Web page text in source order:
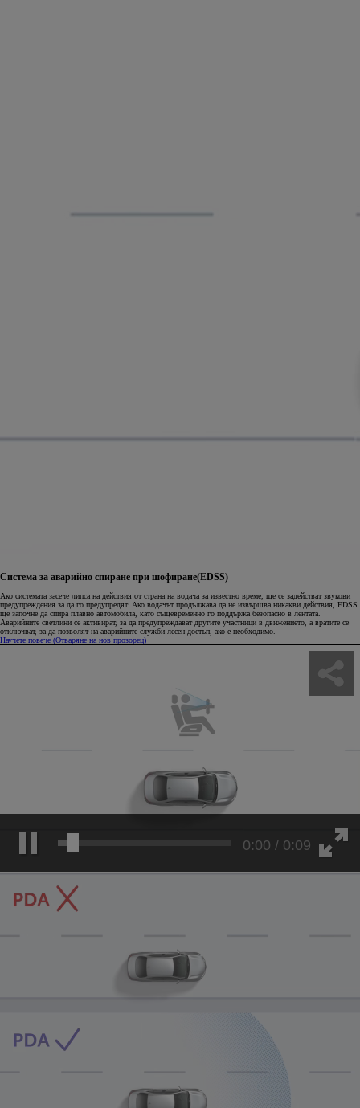
Система за аварийно спиране при шофиране(EDSS)
Ако системата засече липса на действия от страна на водача за известно време, ще се задействат звукови
предупреждения за да го предупредят. Ако водачът продължава да не извършва никакви действия, EDSS
ще започне да спира плавно автомобила, като същевременно го поддържа безопасно в лентата.
Аварийните светлини се активират, за да предупреждават другите участници в движението, а вратите се
отключват, за да позволят на аварийните служби лесен достъп, ако е необходимо.
Научете повече (Отваряне на нов прозорец)
0:04 / 0:09